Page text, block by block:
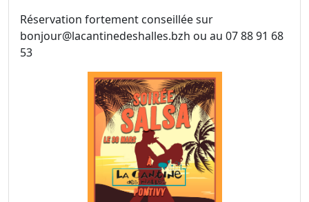
Réservation fortement conseillée sur
bonjour@lacantinedeshalles.bzh ou au 07 88 91 68
53